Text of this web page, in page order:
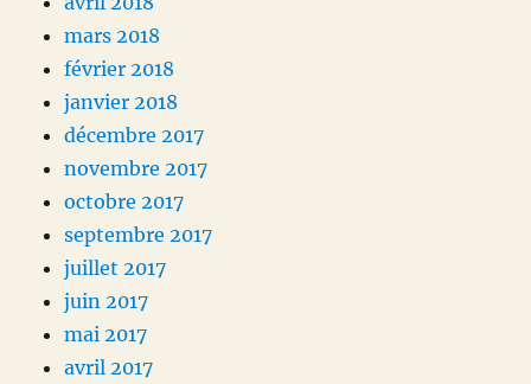
mars 2018
février 2018
janvier 2018
décembre 2017
novembre 2017
octobre 2017
septembre 2017
juillet 2017
juin 2017
mai 2017
avril 2017